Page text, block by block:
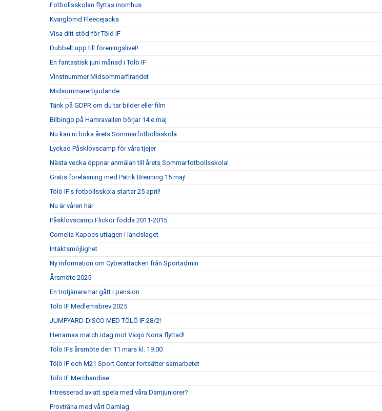
Fotbollsskolan flyttas inomhus
Kvarglömd Fleecejacka
Visa ditt stöd för Tölö IF
Dubbelt upp till föreningslivet!
En fantastisk juni månad i Tölö IF
Vinstnummer Midsommarfirandet
Midsommarerbjudande
Tänk på GDPR om du tar bilder eller film
Bilbingo på Hamravallen börjar 14:e maj
Nu kan ni boka årets Sommarfotbollsskola
Lyckad Påsklovscamp för våra tjejer
Nästa vecka öppnar anmälan till årets Sommarfotbollsskola!
Gratis föreläsning med Patrik Brenning 15 maj!
Tölö IF's fotbollsskola startar 25 april!
Nu är våren här
Påsklovscamp Flickor födda 2011-2015
Cornelia Kapocs uttagen i landslaget
Intäktsmöjlighet
Ny information om Cyberattacken från Sportadmin
Årsmöte 2025
En trotjänare har gått i pension
Tölö IF Medlemsbrev 2025
JUMPYARD-DISCO MED TÖLÖ IF 28/2!
Herrarnas match idag mot Växjö Norra flyttad!
Tölö IFs årsmöte den 11 mars kl. 19.00
Tölö IF och M21 Sport Center fortsätter samarbetet
Tölö IF Merchandise
Intresserad av att spela med våra Damjuniorer?
Provträna med vårt Damlag